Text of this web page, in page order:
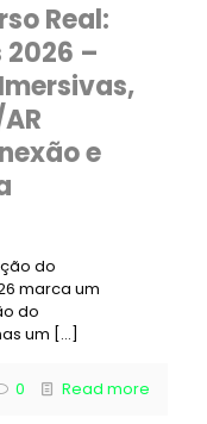
Real:
–
e
do
marca um
do
um […]
0 Read more